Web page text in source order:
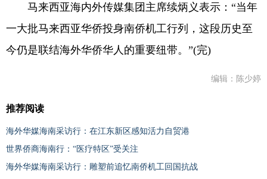
马来西亚海内外传媒集团主席续炳义表示：“当年
一大批马来西亚华侨投身南侨机工行列，这段历史至
今仍是联结海外华侨华人的重要纽带。”(完)
编辑：陈少婷
推荐阅读
海外华媒海南采访行：在江东新区感知活力自贸港
世界侨商海南行：“医疗特区”受关注
海外华媒海南采访行：雕塑前追忆南侨机工回国抗战